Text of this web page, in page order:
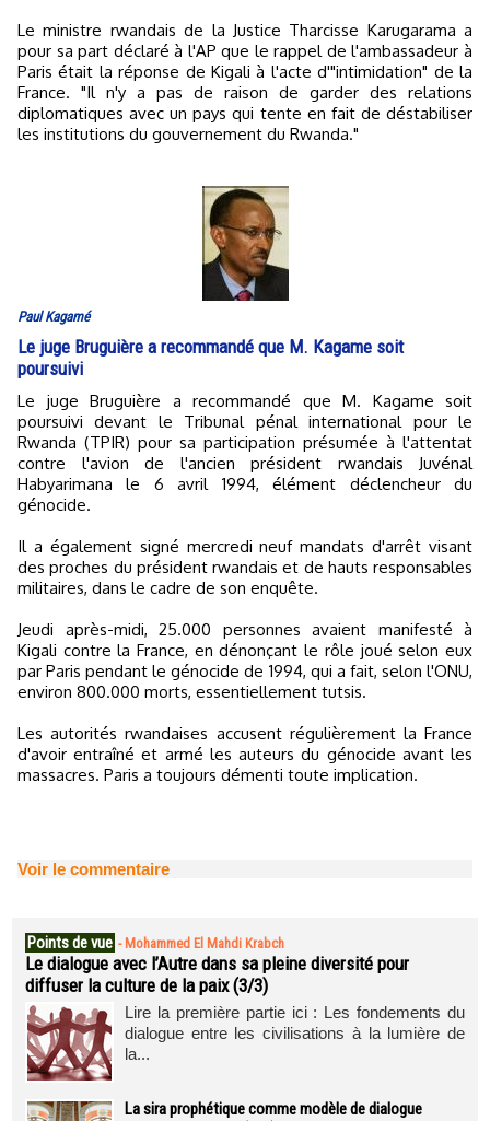
Le ministre rwandais de la Justice Tharcisse Karugarama a
pour sa part déclaré à l'AP que le rappel de l'ambassadeur à
Paris était la réponse de Kigali à l'acte d'"intimidation" de la
France. "Il n'y a pas de raison de garder des relations
diplomatiques avec un pays qui tente en fait de déstabiliser
les institutions du gouvernement du Rwanda."
Paul Kagamé
Le juge Bruguière a recommandé que M. Kagame soit
poursuivi
Le juge Bruguière a recommandé que M. Kagame soit
poursuivi devant le Tribunal pénal international pour le
Rwanda (TPIR) pour sa participation présumée à l'attentat
contre l'avion de l'ancien président rwandais Juvénal
Habyarimana le 6 avril 1994, élément déclencheur du
génocide.
Il a également signé mercredi neuf mandats d'arrêt visant
des proches du président rwandais et de hauts responsables
militaires, dans le cadre de son enquête.
Jeudi après-midi, 25.000 personnes avaient manifesté à
Kigali contre la France, en dénonçant le rôle joué selon eux
par Paris pendant le génocide de 1994, qui a fait, selon l'ONU,
environ 800.000 morts, essentiellement tutsis.
Les autorités rwandaises accusent régulièrement la France
d'avoir entraîné et armé les auteurs du génocide avant les
massacres. Paris a toujours démenti toute implication.
Voir le commentaire
Points de vue - Mohammed El Mahdi Krabch
Le dialogue avec l’Autre dans sa pleine diversité pour
diffuser la culture de la paix (3/3)
Lire la première partie ici : Les fondements du
dialogue entre les civilisations à la lumière de
la...
La sira prophétique comme modèle de dialogue